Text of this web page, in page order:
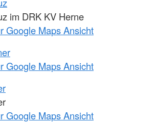
im DRK KV Herne
Google Maps Ansicht
Google Maps Ansicht
Google Maps Ansicht